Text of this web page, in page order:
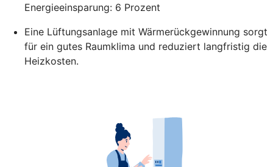
Energieeinsparung: 6 Prozent
Eine Lüftungsanlage mit Wärmerückgewinnung sorgt
für ein gutes Raumklima und reduziert langfristig die
Heizkosten.